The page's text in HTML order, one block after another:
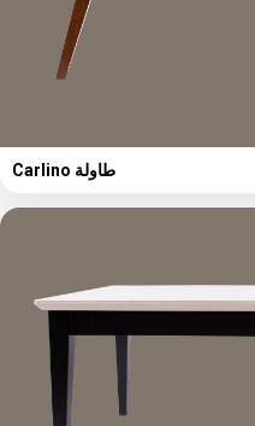
Carlino طاولة